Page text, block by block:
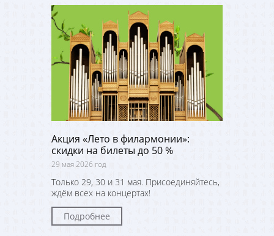
Акция «Лето в филармонии»:
скидки на билеты до 50 %
29 мая 2026 год
Только 29, 30 и 31 мая. Присоединяйтесь,
ждём всех на концертах!
Подробнее